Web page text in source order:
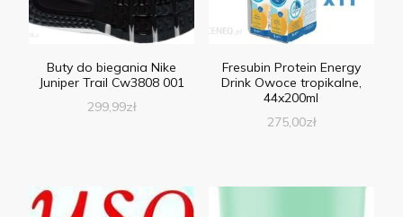
Buty do biegania Nike
Juniper Trail Cw3808 001
299,99zł
Fresubin Protein Energy
Drink Owoce tropikalne,
44x200ml
275,00zł